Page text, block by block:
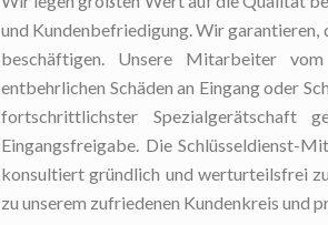
und Kundenbefriedigung. Wir garantieren,
beschäftigen. Unsere Mitarbeiter
entbehrlichen Schäden an Eingang oder
fortschrittlichster Spezialgerätschaft
Eingangsfreigabe. Die Schlüsseldienst-
konsultiert gründlich und werturteilsfrei
zu unserem zufriedenen Kundenkreis und